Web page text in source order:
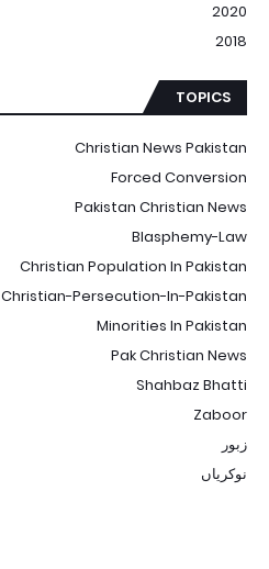
2020
2018
TOPICS
Christian News Pakistan
Forced Conversion
Pakistan Christian News
Blasphemy-Law
Christian Population In Pakistan
Christian-Persecution-In-Pakistan
Minorities In Pakistan
Pak Christian News
Shahbaz Bhatti
Zaboor
زبور
نوکریاں